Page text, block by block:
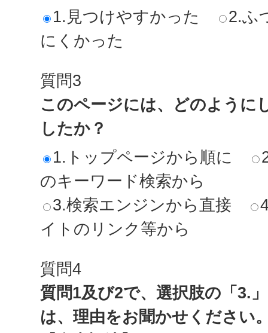
1.見つけやすかった
2.ふ
にくかった
質問3
このページには、どのように
したか？
1.トップページから順に
のキーワード検索から
3.検索エンジンから直接
イトのリンク等から
質問4
質問1及び2で、選択肢の「3.
は、理由をお聞かせください